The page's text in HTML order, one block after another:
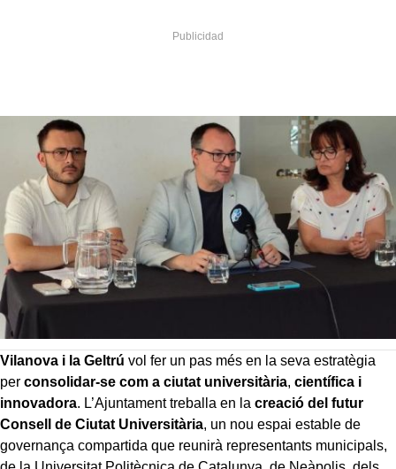
Vilanova i la Geltrú vol fer un pas més en la seva estratègia
per consolidar-se com a ciutat universitària, científica i
innovadora. L’Ajuntament treballa en la creació del futur
Consell de Ciutat Universitària, un nou espai estable de
governança compartida que reunirà representants municipals,